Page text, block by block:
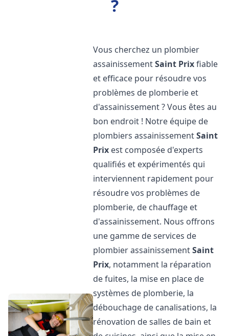
?
Vous cherchez un plombier
assainissementSaint Prixfiable
et efficace pour résoudre vos
problèmes de plomberie et
d'assainissement ? Vous êtes au
bon endroit ! Notre équipe de
plombiers assainissementSaint
Prix est composée d'experts
qualifiés et expérimentés qui
interviennent rapidement pour
résoudre vos problèmes de
plomberie, de chauffage et
d'assainissement. Nous offrons
une gamme de services de
plombier assainissementSaint
Prix, notamment la réparation
de fuites, la mise en place de
systèmes de plomberie, la
débouchage de canalisations, la
rénovation de salles de bain et